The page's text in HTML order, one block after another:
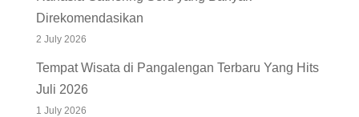
Direkomendasikan
2 July 2026
Tempat Wisata di Pangalengan Terbaru Yang Hits
Juli 2026
1 July 2026